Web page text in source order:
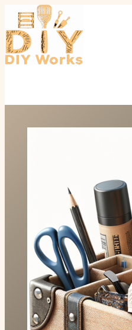
Перейти
содержимому